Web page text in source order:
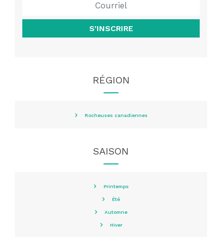
S'INSCRIRE
RÉGION
Rocheuses canadiennes
SAISON
Printemps
Été
Automne
Hiver